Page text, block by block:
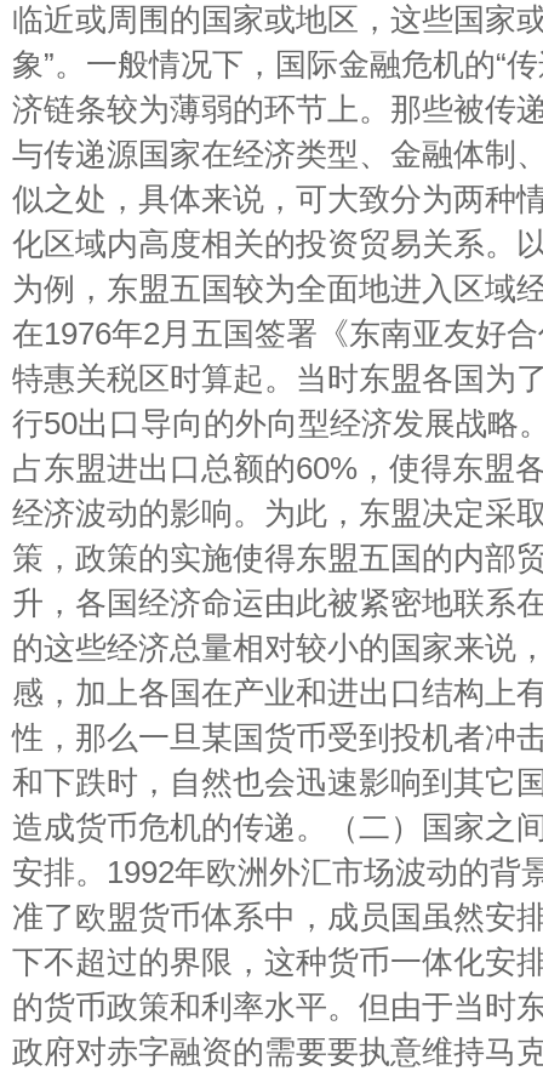
临近或周围的国家或地区，这些国家
象”。一般情况下，国际金融危机的“
济链条较为薄弱的环节上。那些被传
与传递源国家在经济类型、金融体制
似之处，具体来说，可大致分为两种
化区域内高度相关的投资贸易关系。
为例，东盟五国较为全面地进入区域
在1976年2月五国签署《东南亚友好
特惠关税区时算起。当时东盟各国为
行50出口导向的外向型经济发展战略
占东盟进出口总额的60%，使得东盟
经济波动的影响。为此，东盟决定采
策，政策的实施使得东盟五国的内部
升，各国经济命运由此被紧密地联系
的这些经济总量相对较小的国家来说
感，加上各国在产业和进出口结构上
性，那么一旦某国货币受到投机者冲
和下跌时，自然也会迅速影响到其它
造成货币危机的传递。（二）国家之
安排。1992年欧洲外汇市场波动的背
准了欧盟货币体系中，成员国虽然安
下不超过的界限，这种货币一体化安
的货币政策和利率水平。但由于当时
政府对赤字融资的需要要执意维持马